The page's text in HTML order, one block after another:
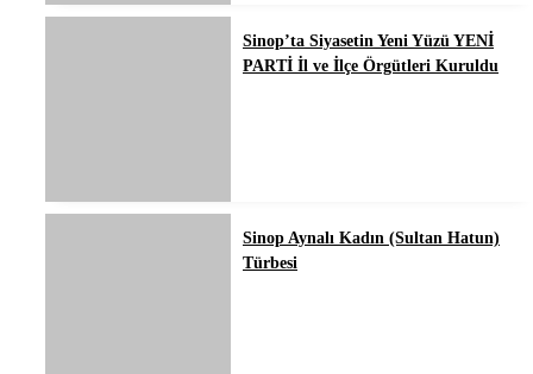
Sinop’ta Siyasetin Yeni Yüzü YENİ
PARTİ İl ve İlçe Örgütleri Kuruldu
Sinop Aynalı Kadın (Sultan Hatun)
Türbesi